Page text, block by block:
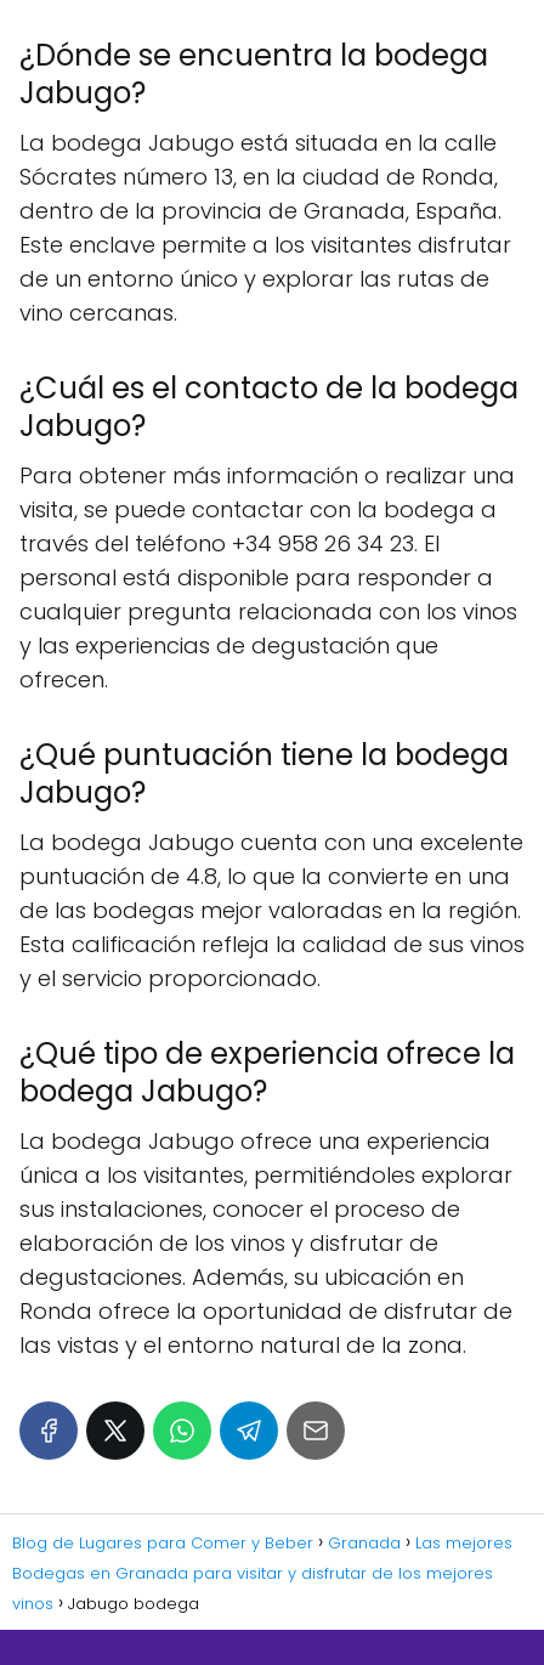
¿Dónde se encuentra la bodega
Jabugo?
La bodega Jabugo está situada en la calle
Sócrates número 13, en la ciudad de Ronda,
dentro de la provincia de Granada, España.
Este enclave permite a los visitantes disfrutar
de un entorno único y explorar las rutas de
vino cercanas.
¿Cuál es el contacto de la bodega
Jabugo?
Para obtener más información o realizar una
visita, se puede contactar con la bodega a
través del teléfono +34 958 26 34 23. El
personal está disponible para responder a
cualquier pregunta relacionada con los vinos
y las experiencias de degustación que
ofrecen.
¿Qué puntuación tiene la bodega
Jabugo?
La bodega Jabugo cuenta con una excelente
puntuación de 4.8, lo que la convierte en una
de las bodegas mejor valoradas en la región.
Esta calificación refleja la calidad de sus vinos
y el servicio proporcionado.
¿Qué tipo de experiencia ofrece la
bodega Jabugo?
La bodega Jabugo ofrece una experiencia
única a los visitantes, permitiéndoles explorar
sus instalaciones, conocer el proceso de
elaboración de los vinos y disfrutar de
degustaciones. Además, su ubicación en
Ronda ofrece la oportunidad de disfrutar de
las vistas y el entorno natural de la zona.
Blog de Lugares para Comer y Beber Granada
Las mejores
Bodegas en Granada para visitar y disfrutar de los mejores
vinos
Jabugo bodega